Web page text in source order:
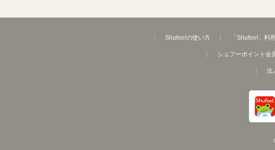
Shufoo!の使い方 「Shufoo!」利
シュフーポイント会
法